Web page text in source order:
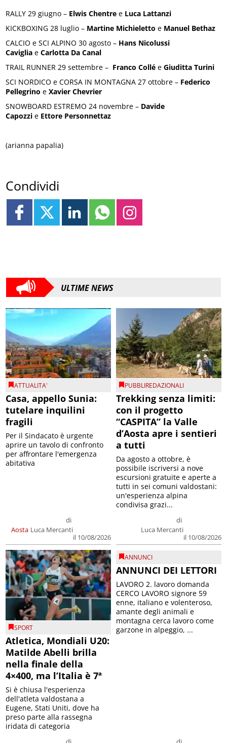
RALLY 29 giugno – Elwis Chentre e Luca Lattanzi
KICKBOXING 28 luglio – Martine Michielettoe Manuel Bethaz
CALCIO e SCI ALPINO 30 agosto – Hans Nicolussi
Caviglia eCarlotta Da Canal
TRAIL RUNNER 29 settembre – Franco Collé eGiuditta Turini
SCI NORDICO e CORSA IN MONTAGNA 27 ottobre – Federico
Pellegrino eXavier Chevrier
SNOWBOARD ESTREMO 24 novembre – Davide
Capozzi e Ettore Personnettaz
(arianna papalia)
Condividi
ULTIME NEWS
ATTUALITA'
Casa, appello Sunia:
tutelare inquilini
fragili
Aosta
di
Luca Mercanti
il 10/08/2026
Per il Sindacato è urgente
aprire un tavolo di confronto
per affrontare l'emergenza
abitativa
PUBBLIREDAZIONALI
Trekking senza limiti:
con il progetto
“CASPITA” la Valle
d’Aosta apre i sentieri
a tutti
di
Luca Mercanti
il 10/08/2026
Da agosto a ottobre, è
possibile iscriversi a nove
escursioni gratuite e aperte a
tutti in sei comuni valdostani:
un'esperienza alpina
condivisa grazi...
SPORT
Atletica, Mondiali U20:
Matilde Abelli brilla
nella finale della
4×400, ma l’Italia è 7ª
Si è chiusa l'esperienza
dell'atleta valdostana a
Eugene, Stati Uniti, dove ha
preso parte alla rassegna
iridata di categoria
ANNUNCI
ANNUNCI DEI LETTORI
LAVORO 2. lavoro domanda
CERCO LAVORO signore 59
enne, italiano e volenteroso,
amante degli animali e
montagna cerca lavoro come
garzone in alpeggio, ...